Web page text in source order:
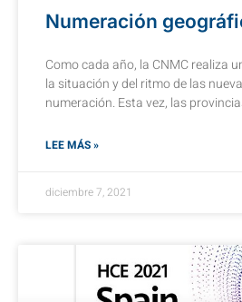
Numeración
Como cada año, la CNMC realiza
la situación y del ritmo de las
numeración. Esta vez, las
LEE MÁS »
diciembre 7, 2021